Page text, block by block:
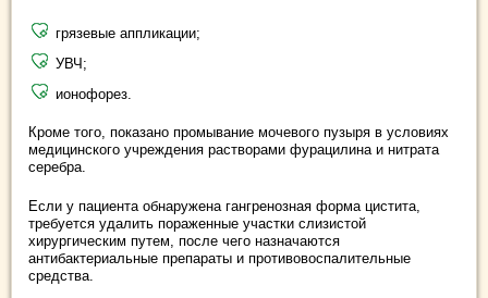
грязевые аппликации;
УВЧ;
ионофорез.
Кроме того, показано промывание мочевого пузыря в условиях
медицинского учреждения растворами фурацилина и нитрата
серебра.
Если у пациента обнаружена гангренозная форма цистита,
требуется удалить пораженные участки слизистой
хирургическим путем, после чего назначаются
антибактериальные препараты и противовоспалительные
средства.